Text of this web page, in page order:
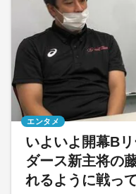
いよいよ開幕B
ダース新主将の
れるように戦っ
エンタメ